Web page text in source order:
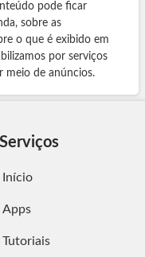
pode ficar
sobre as
o que é exibido em
por serviços
meio de anúncios.
Serviços
Início
Apps
Tutoriais